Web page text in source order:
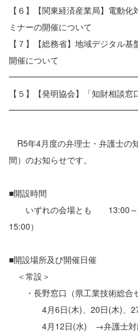
【６】【関東経済産業局】電動
ミナーの開催について
【７】【総務省】地域デジタル
開催について
【５】【発明協会】「知財相談
R5年4月度の弁理士・弁護士の
間）のお知らせです。
■開設時間
いずれの会場とも 13:00～
15:00）
■開設場所及び開催日催
＜常設＞
・長野窓口（県工業技術総合
4月6日(木)、20日(木)、27
4月12日(水) →弁護士対